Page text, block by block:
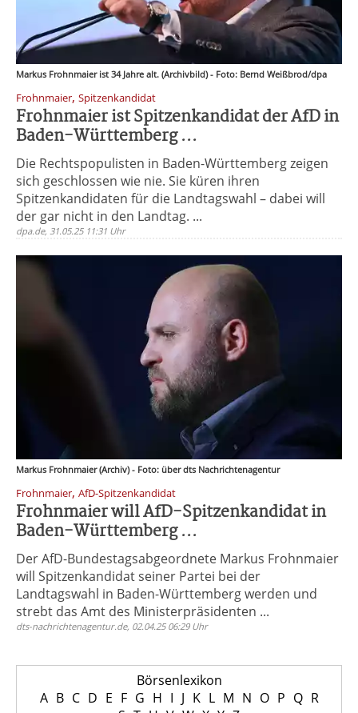
Markus Frohnmaier ist 34 Jahre alt. (Archivbild) - Foto: Bernd Weißbrod/dpa
Frohnmaier, Spitzenkandidat
Frohnmaier ist Spitzenkandidat der AfD in
Baden-Württemberg ...
Die Rechtspopulisten in Baden-Württemberg zeigen
sich geschlossen wie nie. Sie küren ihren
Spitzenkandidaten für die Landtagswahl – dabei will
der gar nicht in den Landtag. ...
dpa.de, 31.05.25 11:31 Uhr
Markus Frohnmaier (Archiv) - Foto: über dts Nachrichtenagentur
Frohnmaier, AfD-Spitzenkandidat
Frohnmaier will AfD-Spitzenkandidat in
Baden-Württemberg ...
Der AfD-Bundestagsabgeordnete Markus Frohnmaier
will Spitzenkandidat seiner Partei bei der
Landtagswahl in Baden-Württemberg werden und
strebt das Amt des Ministerpräsidenten ...
dts-nachrichtenagentur.de, 02.04.25 06:29 Uhr
Börsenlexikon
A B C D E F G H I J K L M N O P Q R